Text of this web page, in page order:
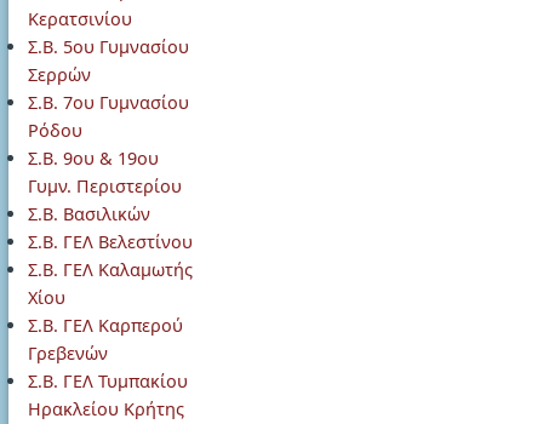
Κερατσινίου
Σ.Β. 5ου Γυμνασίου
Σερρών
Σ.Β. 7ου Γυμνασίου
Ρόδου
Σ.Β. 9ου & 19ου
Γυμν. Περιστερίου
Σ.Β. Βασιλικών
Σ.Β. ΓΕΛ Βελεστίνου
Σ.Β. ΓΕΛ Καλαμωτής
Χίου
Σ.Β. ΓΕΛ Καρπερού
Γρεβενών
Σ.Β. ΓΕΛ Τυμπακίου
Ηρακλείου Κρήτης